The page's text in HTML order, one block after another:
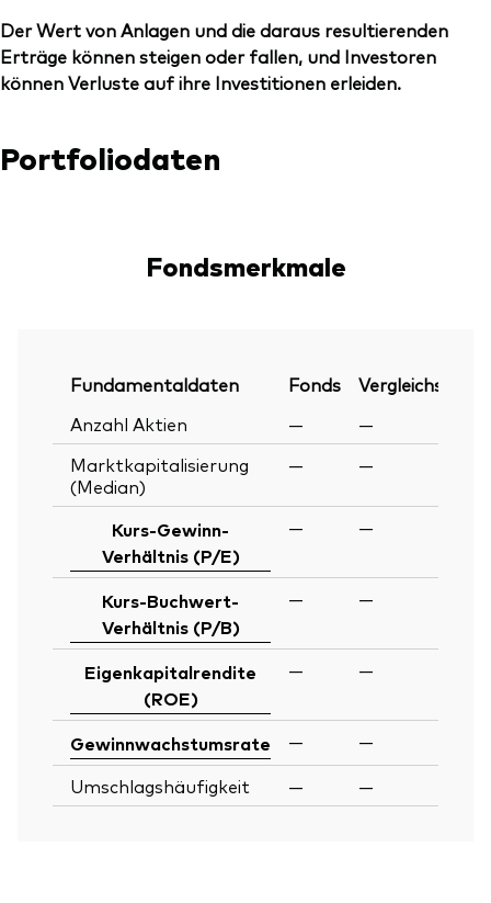
Der Wert von Anlagen und die daraus resultierenden
Erträge können steigen oder fallen, und Investoren
können Verluste auf ihre Investitionen erleiden.
Portfoliodaten
Fondsmerkmale
Fundamentaldaten Fonds
Vergleichsindex
Anzahl Aktien
—
—
Marktkapitalisierung
(Median)
— —
Kurs-Gewinn-
Verhältnis (P/E)
— —
Kurs-Buchwert-
Verhältnis (P/B)
— —
Eigenkapitalrendite
(ROE)
— —
Gewinnwachstumsrate —
—
Umschlagshäufigkeit
— —